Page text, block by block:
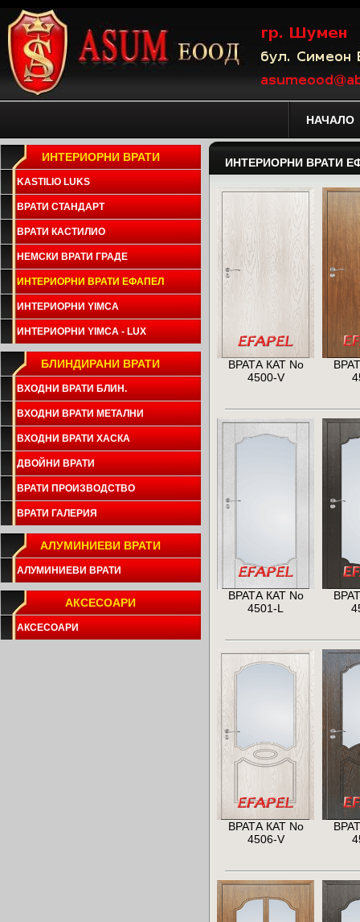
НАЧАЛО
ИНТЕРИОРНИ ВРАТИ
KASTILIO LUKS
ВРАТИ СТАНДАРТ
ВРАТИ КАСТИЛИО
НЕМСКИ ВРАТИ ГРАДЕ
ИНТЕРИОРНИ ВРАТИ ЕФАПЕЛ
ИНТЕРИОРНИ YIMCA
ИНТЕРИОРНИ YIMCA - LUX
БЛИНДИРАНИ ВРАТИ
ВХОДНИ ВРАТИ БЛИН.
ВХОДНИ ВРАТИ МЕТАЛНИ
ВХОДНИ ВРАТИ ХАСКА
ДВОЙНИ ВРАТИ
ВРАТИ ПРОИЗВОДСТВО
ВРАТИ ГАЛЕРИЯ
АЛУМИНИЕВИ ВРАТИ
АЛУМИНИЕВИ ВРАТИ
АКСЕСОАРИ
АКСЕСОАРИ
ИНТЕРИОРНИ ВРАТИ
ВРАТА КАТ No
4500-V
ВРАТА КАТ No
4501-L
ВРАТА КАТ No
4506-V